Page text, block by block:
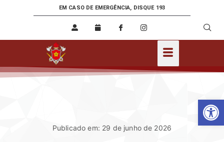
EM CASO DE EMERGÊNCIA, DISQUE 193
Publicado em: 29 de junho de 2026